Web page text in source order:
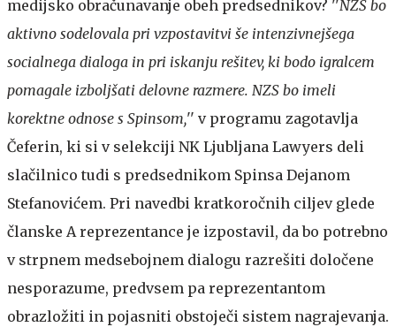
medijsko obračunavanje obeh predsednikov? ''NZS bo
aktivno sodelovala pri vzpostavitvi še intenzivnejšega
socialnega dialoga in pri iskanju rešitev, ki bodo igralcem
pomagale izboljšati delovne razmere. NZS bo imeli
korektne odnose s Spinsom,'' v programu zagotavlja
Čeferin, ki si v selekciji NK Ljubljana Lawyers deli
slačilnico tudi s predsednikom Spinsa Dejanom
Stefanovićem. Pri navedbi kratkoročnih ciljev glede
članske A reprezentance je izpostavil, da bo potrebno
v strpnem medsebojnem dialogu razrešiti določene
nesporazume, predvsem pa reprezentantom
obrazložiti in pojasniti obstoječi sistem nagrajevanja.